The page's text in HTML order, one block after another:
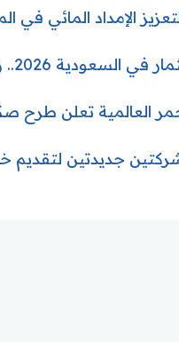
المائي في المدينة
شاملة للفرص الواعدة والنمو المستدام
تعلن طرح صكوك مرابحة بقيمة
جديدتين لتقديم